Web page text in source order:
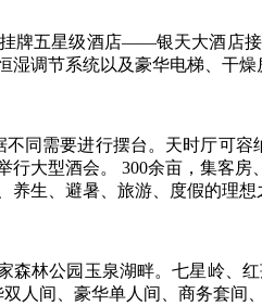
牌五星级酒店——银天大酒店
调节系统以及豪华电梯、干
同需要进行摆台。天时厅可
行大型酒会。 300余亩，集客
生、避暑、旅游、度假的理想
森林公园玉泉湖畔。七星岭、
人间、豪华单人间、商务套间